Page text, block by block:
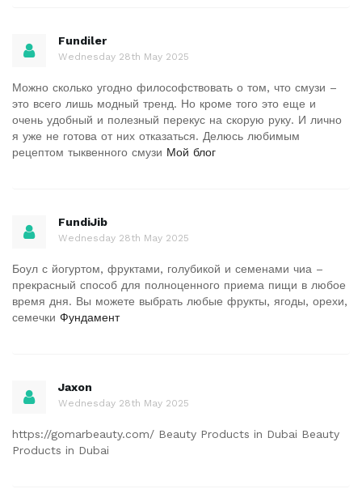
Fundiler
Wednesday 28th May 2025
Можно сколько угодно философствовать о том, что смузи –
это всего лишь модный тренд. Но кроме того это еще и
очень удобный и полезный перекус на скорую руку. И лично
я уже не готова от них отказаться. Делюсь любимым
рецептом тыквенного смузи Мой блог
FundiJib
Wednesday 28th May 2025
Боул с йогуртом, фруктами, голубикой и семенами чиа –
прекрасный способ для полноценного приема пищи в любое
время дня. Вы можете выбрать любые фрукты, ягоды, орехи,
семечки Фундамент
Jaxon
Wednesday 28th May 2025
https://gomarbeauty.com/ Beauty Products in Dubai Beauty
Products in Dubai